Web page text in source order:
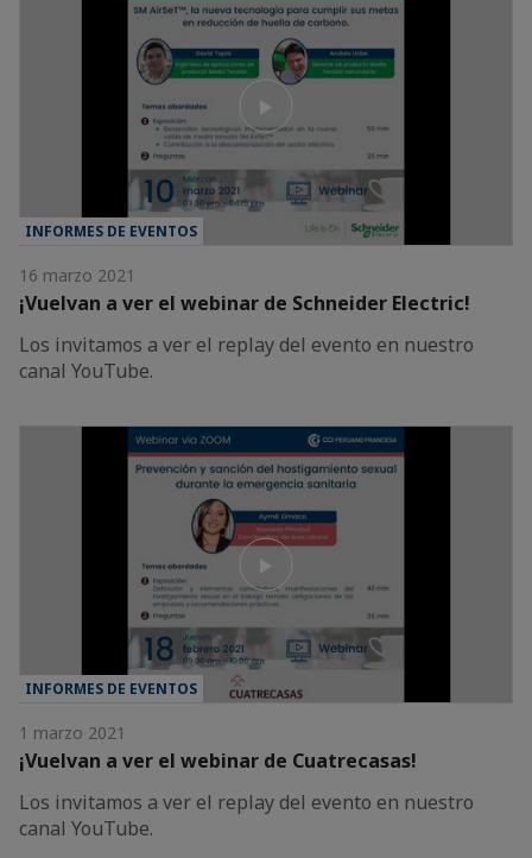
INFORMES DE EVENTOS
16 marzo 2021
¡Vuelvan a ver el webinar de Schneider Electric!
Los invitamos a ver el replay del evento en nuestro
canal YouTube.
INFORMES DE EVENTOS
1 marzo 2021
¡Vuelvan a ver el webinar de Cuatrecasas!
Los invitamos a ver el replay del evento en nuestro
canal YouTube.